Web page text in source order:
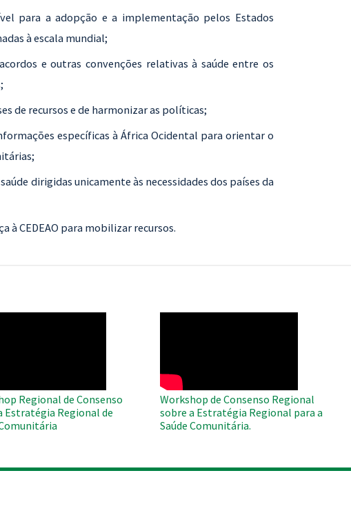
para a adopção e a implementação pelos Estados
à escala mundial;
e outras convenções relativas à saúde entre os
de recursos e de harmonizar as políticas;
específicas à África Ocidental para orientar o
dirigidas unicamente às necessidades dos países da
à CEDEAO para mobilizar recursos.
Regional de Consenso
Estratégia Regional de
Workshop de Consenso Regional
sobre a Estratégia Regional para a
Saúde Comunitária.